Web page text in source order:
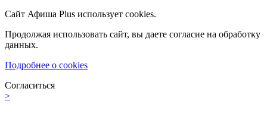
Сайт Афиша Plus использует cookies.
Продолжая использовать сайт, вы даете согласие на обработку
данных.
Подробнее о cookies
Согласиться
>